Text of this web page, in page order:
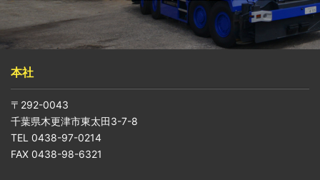
本社
〒292-0043
千葉県木更津市東太田3-7-8
TEL 0438-97-0214
FAX 0438-98-6321